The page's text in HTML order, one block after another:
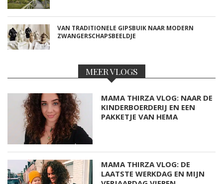
VAN TRADITIONELE GIPSBUIK NAAR MODERN
ZWANGERSCHAPSBEELDJE
MEER VLOGS
MAMA THIRZA VLOG: NAAR DE
KINDERBOERDERIJ EN EEN
PAKKETJE VAN HEMA
MAMA THIRZA VLOG: DE
LAATSTE WERKDAG EN MIJN